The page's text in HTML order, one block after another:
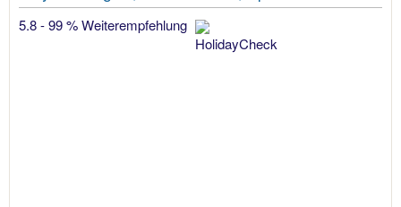
5.8 - 99 % Weiterempfehlung